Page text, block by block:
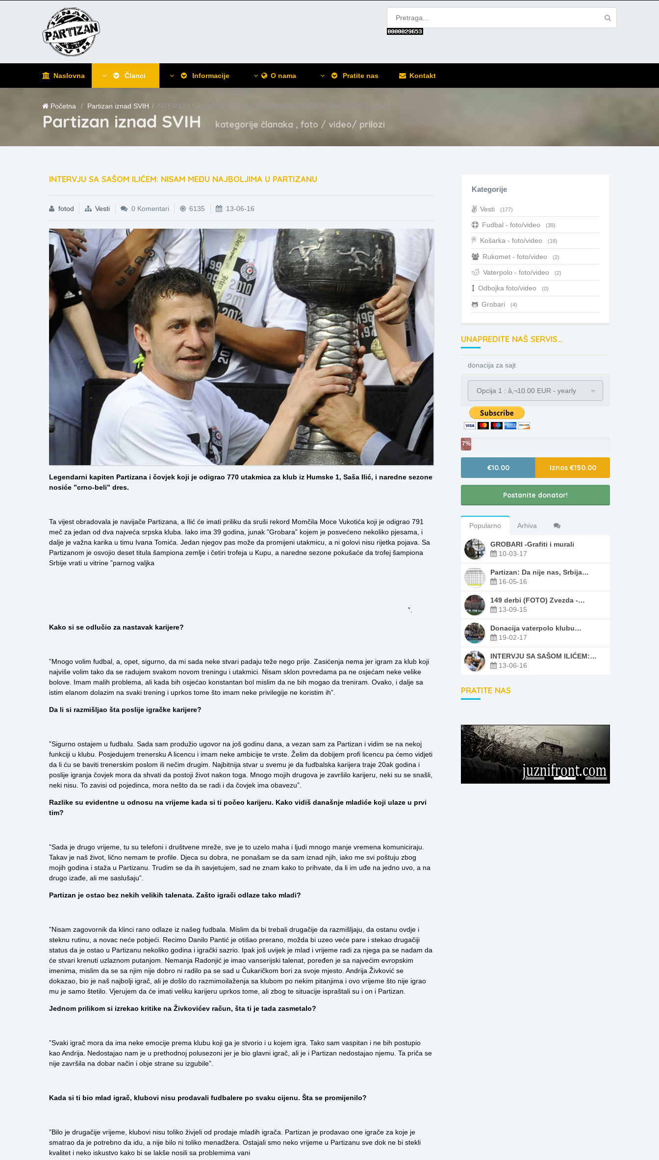
Naslovna Članci Informacije O nama Pratite nas Kontakt
Početna Partizan iznad SVIH INTERVJU SA SAŠOM ILIĆEM: NISAM MEĐU NAJBOLJIMA U PARTIZANU
Partizan iznad SVIH kategorije članaka , foto / video/ prilozi
INTERVJU SA SAŠOM ILIĆEM: NISAM MEĐU NAJBOLJIMA U PARTIZANU
fotod Vesti 0 Komentari 6135 13-06-16
Legendarni kapiten Partizana i čovjek koji je odigrao 770 utakmica za klub iz Humske 1, Saša Ilić, i naredne sezone
nosiće ”crno-beli” dres.
Ta vijest obradovala je navijače Partizana, a Ilić će imati priliku da sruši rekord Momčila Moce Vukotića koji je odigrao 791
meč za jedan od dva najveća srpska kluba. Iako ima 39 godina, junak ”Grobara” kojem je posvećeno nekoliko pjesama, i
dalje je važna karika u timu Ivana Tomića. Jedan njegov pas može da promijeni utakmicu, a ni golovi nisu rijetka pojava. Sa
Partizanom je osvojio deset titula šampiona zemlje i četiri trofeja u Kupu, a naredne sezone pokušaće da trofej šampiona
Srbije vrati u vitrine ”parnog valjka
”.
Kako si se odlučio za nastavak karijere?
”Mnogo volim fudbal, a, opet, sigurno, da mi sada neke stvari padaju teže nego prije. Zasićenja nema jer igram za klub koji
najviše volim tako da se radujem svakom novom treningu i utakmici. Nisam sklon povredama pa ne osjećam neke velike
bolove. Imam malih problema, ali kada bih osjećao konstantan bol mislim da ne bih mogao da treniram. Ovako, i dalje sa
istim elanom dolazim na svaki trening i uprkos tome što imam neke privilegije ne koristim ih”.
Da li si razmišljao šta poslije igračke karijere?
”Sigurno ostajem u fudbalu. Sada sam produžio ugovor na još godinu dana, a vezan sam za Partizan i vidim se na nekoj
funkciji u klubu. Posjedujem trenersku A licencu i imam neke ambicije te vrste. Želim da dobijem profi licencu pa ćemo vidjeti
da li ću se baviti trenerskim poslom ili nečim drugim. Najbitnija stvar u svemu je da fudbalska karijera traje 20ak godina i
poslije igranja čovjek mora da shvati da postoji život nakon toga. Mnogo mojih drugova je završilo karijeru, neki su se snašli,
neki nisu. To zavisi od pojedinca, mora nešto da se radi i da čovjek ima obavezu”.
Razlike su evidentne u odnosu na vrijeme kada si ti počeo karijeru. Kako vidiš današnje mladiće koji ulaze u prvi
tim?
”Sada je drugo vrijeme, tu su telefoni i društvene mreže, sve je to uzelo maha i ljudi mnogo manje vremena komuniciraju.
Takav je naš život, lično nemam te profile. Djeca su dobra, ne ponašam se da sam iznad njih, iako me svi poštuju zbog
mojih godina i staža u Partizanu. Trudim se da ih savjetujem, sad ne znam kako to prihvate, da li im uđe na jedno uvo, a na
drugo izađe, ali me saslušaju”.
Partizan je ostao bez nekih velikih talenata. Zašto igrači odlaze tako mladi?
”Nisam zagovornik da klinci rano odlaze iz našeg fudbala. Mislim da bi trebali drugačije da razmišljaju, da ostanu ovdje i
steknu rutinu, a novac neće pobjeći. Recimo Danilo Pantić je otišao prerano, možda bi uzeo veće pare i stekao drugačiji
status da je ostao u Partizanu nekoliko godina i igrački sazrio. Ipak još uvijek je mlad i vrijeme radi za njega pa se nadam da
će stvari krenuti uzlaznom putanjom. Nemanja Radonjić je imao vanserijski talenat, poređen je sa najvećim evropskim
imenima, mislim da se sa njim nije dobro ni radilo pa se sad u Čukaričkom bori za svoje mjesto. Andrija Živković se
dokazao, bio je naš najbolji igrač, ali je došlo do razmimoilaženja sa klubom po nekim pitanjima i ovo vrijeme što nije igrao
mu je samo štetilo. Vjerujem da će imati veliku karijeru uprkos tome, ali zbog te situacije ispraštali su i on i Partizan.
Jednom prilikom si izrekao kritike na Živkovićev račun, šta ti je tada zasmetalo?
”Svaki igrač mora da ima neke emocije prema klubu koji ga je stvorio i u kojem igra. Tako sam vaspitan i ne bih postupio
kao Andrija. Nedostajao nam je u prethodnoj polusezoni jer je bio glavni igrač, ali je i Partizan nedostajao njemu. Ta priča se
nije završila na dobar način i obje strane su izgubile”.
Kada si ti bio mlad igrač, klubovi nisu prodavali fudbalere po svaku cijenu. Šta se promijenilo?
”Bilo je drugačije vrijeme, klubovi nisu toliko živjeli od prodaje mladih igrača. Partizan je prodavao one igrače za koje je
smatrao da je potrebno da idu, a nije bilo ni toliko menadžera. Ostajali smo neko vrijeme u Partizanu sve dok ne bi stekli
kvalitet i neko iskustvo kako bi se lakše nosili sa problemima vani
Kategorije
Vesti (177)
Fudbal - foto/video (39)
Košarka - foto/video (18)
Rukomet - foto/video (2)
Vaterpolo - foto/video (2)
Odbojka foto/video (0)
Grobari (4)
UNAPREDITE NAŠ SERVIS…
donacija za sajt
Opcija 1 : â‚¬10.00 EUR - yearly
7%
€10.00 Iznos €150.00
Postanite donator!
Popularno Arhiva
GROBARI -Grafiti i murali
10-03-17
Partizan: Da nije nas, Srbija…
16-05-16
149 derbi (FOTO) Zvezda -…
13-09-15
Donacija vaterpolo klubu…
19-02-17
INTERVJU SA SAŠOM ILIĆEM:…
13-06-16
PRATITE NAS